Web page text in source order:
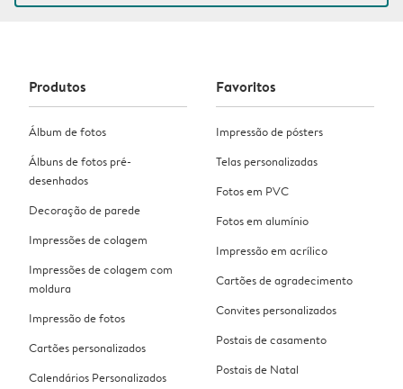
Produtos
Álbum de fotos
Álbuns de fotos pré-
desenhados
Decoração de parede
Impressões de colagem
Impressões de colagem com
moldura
Impressão de fotos
Cartões personalizados
Calendários Personalizados
Favoritos
Impressão de pósters
Telas personalizadas
Fotos em PVC
Fotos em alumínio
Impressão em acrílico
Cartões de agradecimento
Convites personalizados
Postais de casamento
Postais de Natal